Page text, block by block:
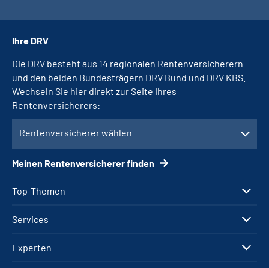
Top-Themen
Services
Experten
Ihre DRV
Die DRV besteht aus 14 regionalen Rentenversicherern
und den beiden Bundesträgern DRV Bund und DRV KBS.
Wechseln Sie hier direkt zur Seite Ihres
Rentenversicherers:
Rentenversicherer wählen
Meinen Rentenversicherer finden